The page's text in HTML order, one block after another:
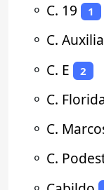
⚬ C. 19 1
⚬ C.
⚬ C. E 2
⚬ C.
⚬ C.
⚬ C.